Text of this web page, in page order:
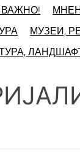
МУЗЕИ,